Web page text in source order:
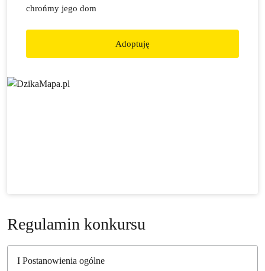
chrońmy jego dom
Adoptuję
Regulamin konkursu
I Postanowienia ogólne